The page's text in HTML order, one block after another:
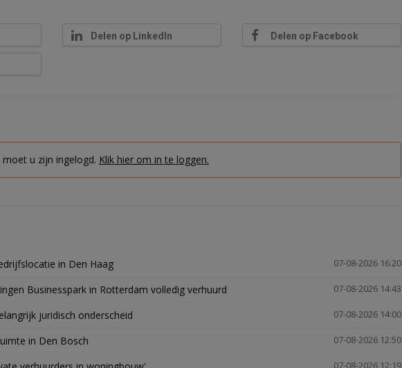
Delen op LinkedIn Delen op Facebook
u zijn ingelogd. Klik hier om in te loggen.
07-08-2026 16:20
in Den Haag
07-08-2026 14:43
Businesspark in Rotterdam volledig verhuurd
07-08-2026 14:00
juridisch onderscheid
07-08-2026 12:50
in Den Bosch
07-08-2026 12:19